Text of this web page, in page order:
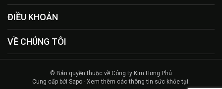
ĐIỀU KHOẢN
VỀ CHÚNG TÔI
© Bản quyền thuộc về Công ty Kim Hưng Phú
Cung cấp bởi Sapo - Xem thêm các thông tin sức khỏe tại: